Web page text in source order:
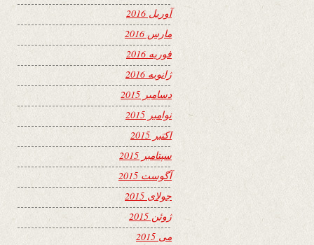
آوریل 2016
مارس 2016
فوریه 2016
ژانویه 2016
دسامبر 2015
نوامبر 2015
اکتبر 2015
سپتامبر 2015
آگوست 2015
جولای 2015
ژوئن 2015
می 2015